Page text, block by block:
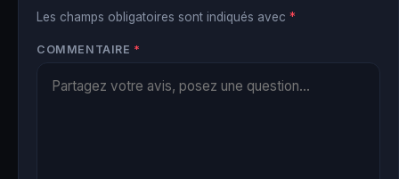
Les champs obligatoires sont indiqués avec *
COMMENTAIRE *